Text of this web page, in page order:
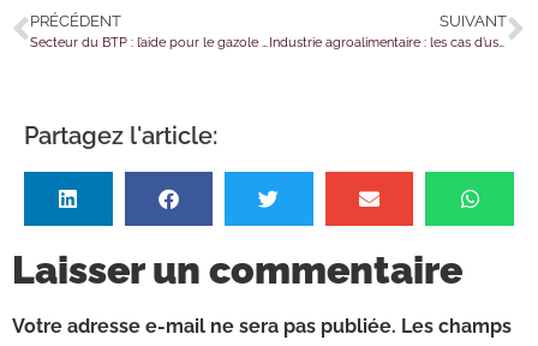
PRÉCÉDENT SUIVANT
Industrie agroalimentaire : les cas d’usage des eaux recyclées étendus
Partagez l'article:
Laisser un commentaire
Votre adresse e-mail ne sera pas publiée. Les champs